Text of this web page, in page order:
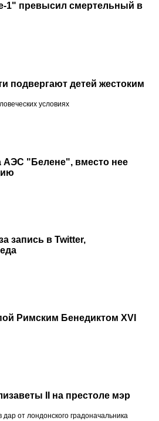
1" превысил смертельный в
подвергают детей жестоким
условиях
АЭС "Белене", вместо нее
запись в Twitter,
Римским Бенедиктом XVI
II на престоле мэр
от лондонского градоначальника